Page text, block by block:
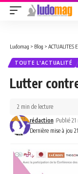
Ludomag > Blog > ACTUALITES
TOUTE L'ACTUALITÉ
Lutter
Dernière mise à jou
rédaction Publié 21
2 min de lecture